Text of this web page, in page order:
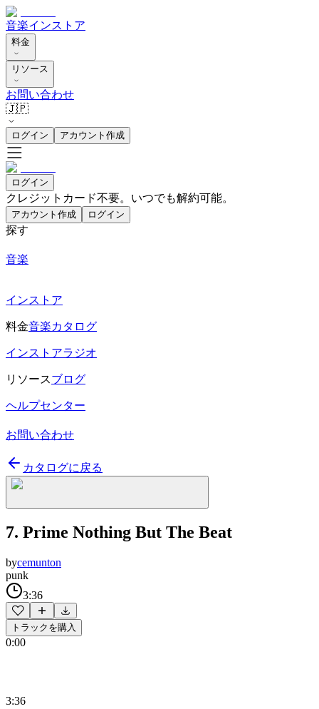
音楽インストア
料金
リソース
お問い合わせ
🇯🇵
ログイン アカウント作成
ログイン
クレジットカード不要。いつでも解約可能。
アカウント作成 ログイン
探す
音楽
インストア
料金音楽カタログ
インストアラジオ
リソースブログ
ヘルプセンター
お問い合わせ
カタログに戻る
7. Prime Nothing But The Beat
bycemunton
punk
3:36
トラックを購入
0:00
3:36